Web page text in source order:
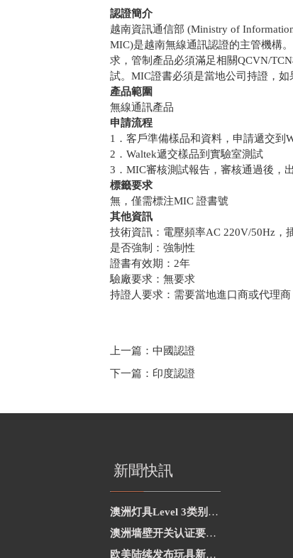
認證簡介
越南資訊通信部 (Ministry of
MIC)是越南無線通訊認證的主管機構
求，管制產品必須滿足相關QCVN/
試。MIC證書必須是當地公司持證，如
產品範圍
無線通訊產品
申請流程
1．客戶準備樣品和資料，申請遞交到
2．Waltek遞交樣品到實驗室測試
3．MIC審核測試報告，審核通過後，
標籤要求
無，僅需標注MIC 證書號
其他資訊
技術資訊：電壓頻率AC 220V/50Hz，
是否強制：強制性
證書有效期：2年
驗廠要求：無要求
持證人要求：需要當地進口商或代理商
上一篇： 中國認證
下一篇： 印度認證
新聞快訊
澳洲灯具Level 3类别新增2项
澳洲墙壁开关认证要求修订
欧美陆续发布玩具新要求